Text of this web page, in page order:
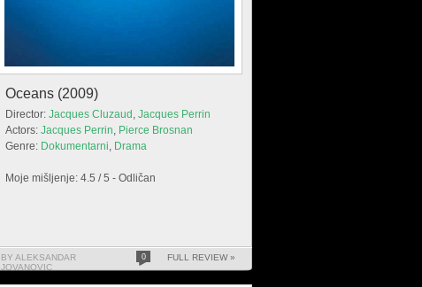
Oceans (2009)
Director: Jacques Cluzaud , Jacques Perrin
Actors: Jacques Perrin, Pierce Brosnan
Genre: Dokumentarni, Drama
Moje mišljenje: 4.5 / 5 - Odličan
BY ALEKSANDAR
JOVANOVIC
0 FULL REVIEW »